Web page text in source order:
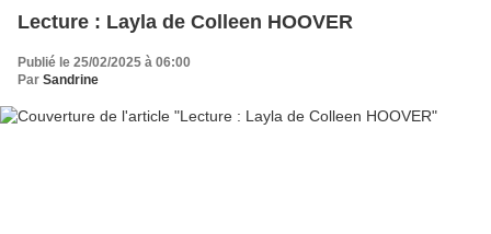
Lecture : Layla de Colleen HOOVER
Publié le 25/02/2025 à 06:00
Par Sandrine